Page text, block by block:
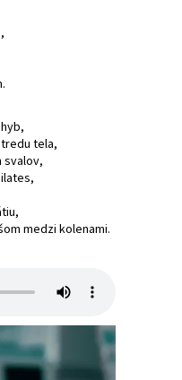
tela,
svalov,
medzi kolenami.